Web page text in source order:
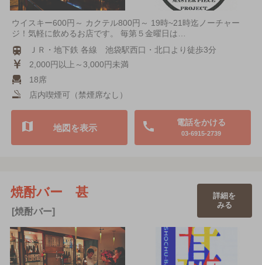
ウイスキー600円～ カクテル800円～ 19時~21時迄ノーチャー
ジ！気軽に飲めるお店です。 毎第５金曜日は…
ＪＲ・地下鉄 各線 池袋駅西口・北口より徒歩3分
2,000円以上～3,000円未満
18席
店内喫煙可（禁煙席なし）
電話をかける
03-6915-2739
地図を表示
焼酎バー 甚
[焼酎バー]
詳細を
みる